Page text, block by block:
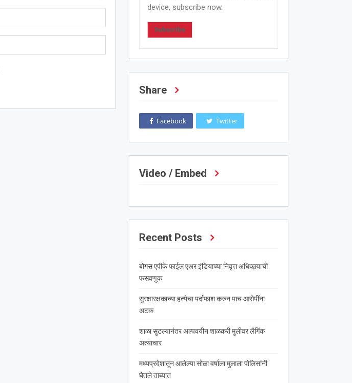
device, subscribe now.
Subscribe
Share
Facebook Twitter
Video / Embed
Recent Posts
बोगस एपीके फाईल एअर इंडियाच्या निवृत्त अधिकार्‍याची
फसवणुक
सुरक्षारक्षकाच्या हत्येचा पर्दाफाश करुन पाच आरोपींना
अटक
शाळा सुटल्यानंतर अल्पवयीन शाळकरी मुलीवर लैगिंक
अत्याचार
मध्यप्रदेशातून आलेल्या सोळा वर्षाला मुलाला पोलिसांनी
घेतले ताब्यात